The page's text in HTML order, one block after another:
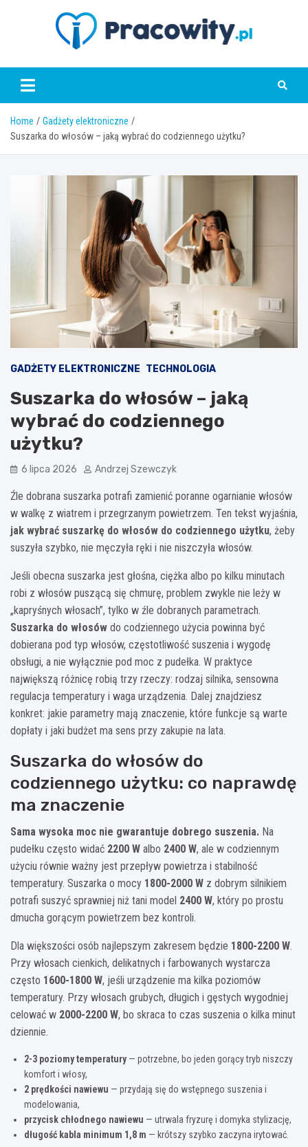
pracowity.pl
Home
Gadżety elektroniczne
Suszarka do włosów – jaką wybrać do codziennego użytku?
GADŻETY ELEKTRONICZNE TECHNOLOGIA
Suszarka do włosów – jaką
wybrać do codziennego
użytku?
6 lipca 2026 Andrzej Szewczyk
Źle dobrana suszarka potrafi zamienić poranne ogarnianie włosów
w walkę z wiatrem i przegrzanym powietrzem. Ten tekst wyjaśnia,
jak wybrać suszarkę do włosów do codziennego użytku, żeby
suszyła szybko, nie męczyła ręki i nie niszczyła włosów.
Jeśli obecna suszarka jest głośna, ciężka albo po kilku minutach
robi z włosów puszącą się chmurę, problem zwykle nie leży w
„kapryśnych włosach”, tylko w źle dobranych parametrach.
Suszarka do włosów do codziennego użycia powinna być
dobierana pod typ włosów, częstotliwość suszenia i wygodę
obsługi, a nie wyłącznie pod moc z pudełka. W praktyce
największą różnicę robią trzy rzeczy: rodzaj silnika, sensowna
regulacja temperatury i waga urządzenia. Dalej znajdziesz
konkret: jakie parametry mają znaczenie, które funkcje są warte
dopłaty i jaki budżet ma sens przy zakupie na lata.
Suszarka do włosów do
codziennego użytku: co naprawdę
ma znaczenie
Sama wysoka moc nie gwarantuje dobrego suszenia. Na
pudełku często widać 2200 W albo 2400 W, ale w codziennym
użyciu równie ważny jest przepływ powietrza i stabilność
temperatury. Suszarka o mocy 1800-2000 W z dobrym silnikiem
potrafi suszyć sprawniej niż tani model 2400 W, który po prostu
dmucha gorącym powietrzem bez kontroli.
Dla większości osób najlepszym zakresem będzie 1800-2200 W.
Przy włosach cienkich, delikatnych i farbowanych wystarcza
często 1600-1800 W, jeśli urządzenie ma kilka poziomów
temperatury. Przy włosach grubych, długich i gęstych wygodniej
celować w 2000-2200 W, bo skraca to czas suszenia o kilka minut
dziennie.
2-3 poziomy temperatury— potrzebne, bo jeden gorący tryb niszczy
komfort i włosy,
2 prędkości nawiewu — przydają się do wstępnego suszenia i
modelowania,
przycisk chłodnego nawiewu — utrwala fryzurę i domyka stylizację,
długość kabla minimum 1,8 m — krótszy szybko zaczyna irytować.